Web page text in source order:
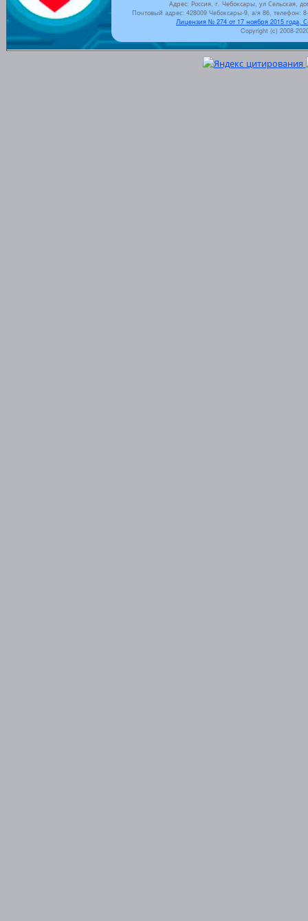
Адрес: Россия, г. Чебоксары, ул Сельская,
Почтовый адрес: 428009 Чебоксары-9, а/я 86, телефон:
Лицензия № 274 от 17 ноября 2015 года,
Copyright (c) 2008-